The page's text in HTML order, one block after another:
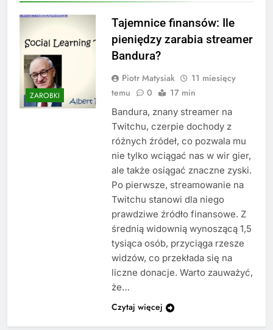
ZAROBKI
Tajemnice finansów: Ile
pieniędzy zarabia streamer
Bandura?
Piotr Matysiak
11 miesięcy
temu
0 17 min
Bandura, znany streamer na
Twitchu, czerpie dochody z
różnych źródeł, co pozwala mu
nie tylko wciągać nas w wir gier,
ale także osiągać znaczne zyski.
Po pierwsze, streamowanie na
Twitchu stanowi dla niego
prawdziwe źródło finansowe. Z
średnią widownią wynoszącą 1,5
tysiąca osób, przyciąga rzesze
widzów, co przekłada się na
liczne donacje. Warto zauważyć,
że…
Czytaj więcej